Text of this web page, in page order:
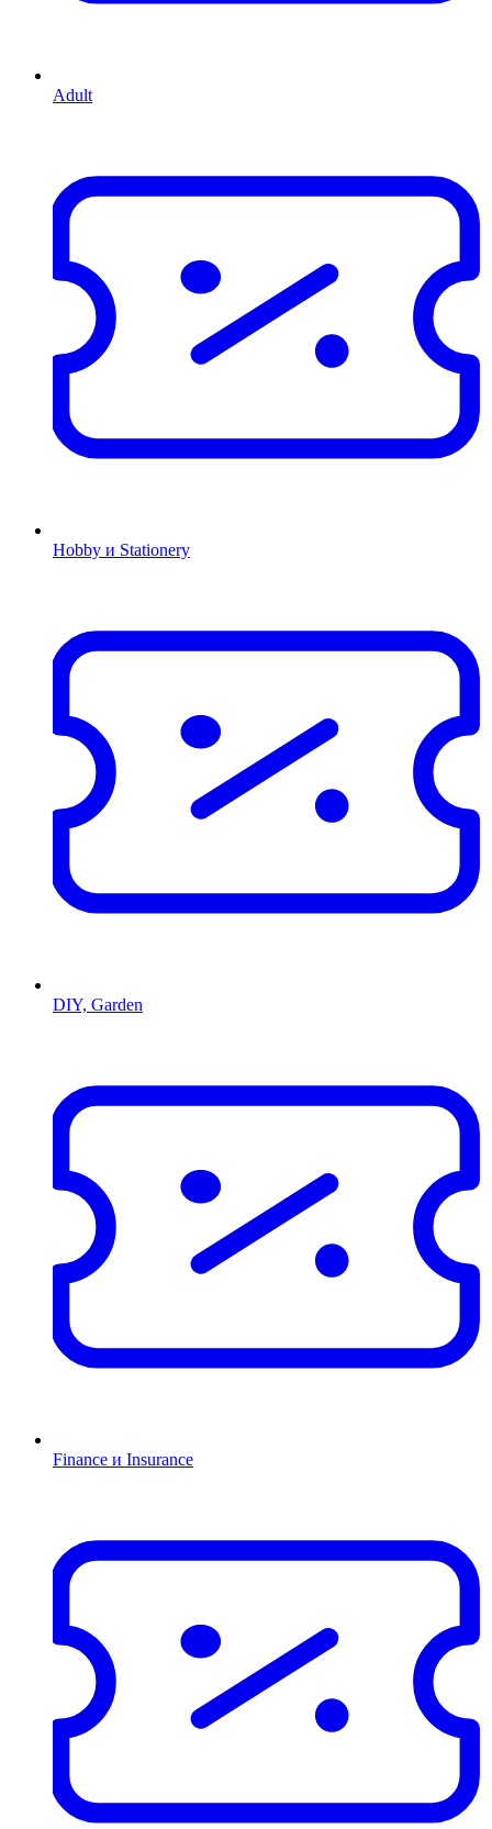
Adult
Hobby и Stationery
DIY, Garden
Finance и Insurance